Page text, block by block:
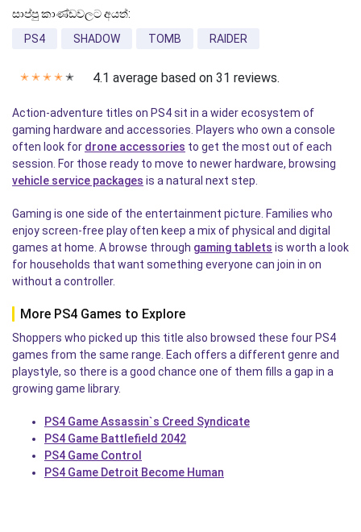
සාප්පු කාණ්ඩවලට අයත්:
PS4
SHADOW TOMB RAIDER
✭ ✭ ✭ ✭ ✭ 4.1 average based on 31 reviews.
Action-adventure titles on PS4 sit in a wider ecosystem of
gaming hardware and accessories. Players who own a console
often look for drone accessories to get the most out of each
session. For those ready to move to newer hardware, browsing
vehicle service packages is a natural next step.
Gaming is one side of the entertainment picture. Families who
enjoy screen-free play often keep a mix of physical and digital
games at home. A browse through gaming tablets is worth a look
for households that want something everyone can join in on
without a controller.
More PS4 Games to Explore
Shoppers who picked up this title also browsed these four PS4
games from the same range. Each offers a different genre and
playstyle, so there is a good chance one of them fills a gap in a
growing game library.
PS4 Game Assassin`s Creed Syndicate
PS4 Game Battlefield 2042
PS4 Game Control
PS4 Game Detroit Become Human